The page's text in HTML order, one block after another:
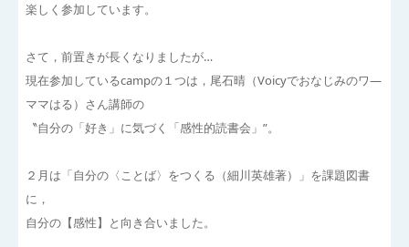
楽しく参加しています。
さて，前置きが長くなりましたが…
現在参加しているcampの１つは，尾石晴（Voicyでおなじみのワ―
ママはる）さん講師の
〝自分の「好き」に気づく「感性的読書会」”。
２月は「自分の〈ことば〉をつくる（細川英雄著）」を課題図書
に，
自分の【感性】と向き合いました。